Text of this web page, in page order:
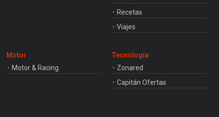
Recetas
Viajes
Motor
Motor & Racing
Tecnología
Zonared
Capitán Ofertas